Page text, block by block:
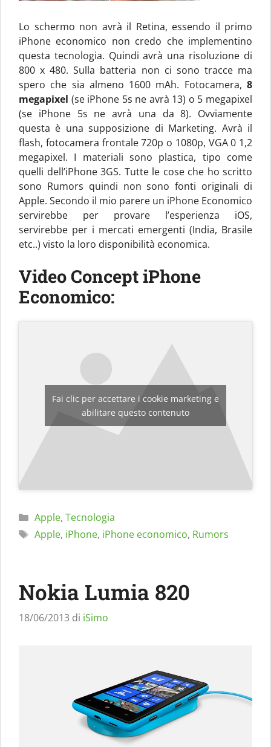
Lo schermo non avrà il Retina, essendo il primo
iPhone economico non credo che implementino
questa tecnologia. Quindi avrà una risoluzione di
800 x 480. Sulla batteria non ci sono tracce ma
spero che sia almeno 1600 mAh. Fotocamera, 8
megapixel (se iPhone 5s ne avrà 13) o 5 megapixel
(se iPhone 5s ne avrà una da 8). Ovviamente
questa è una supposizione di Marketing. Avrà il
flash, fotocamera frontale 720p o 1080p, VGA 0 1,2
megapixel. I materiali sono plastica, tipo come
quelli dell’iPhone 3GS. Tutte le cose che ho scritto
sono Rumors quindi non sono fonti originali di
Apple. Secondo il mio parere un iPhone Economico
servirebbe per provare l’esperienza iOS,
servirebbe per i mercati emergenti (India, Brasile
etc..) visto la loro disponibilità economica.
Video Concept iPhone
Economico:
Fai clic per accettare i cookie marketing e
abilitare questo contenuto
Categorie
Apple, Tecnologia
Tag
Apple, iPhone, iPhone economico, Rumors
Nokia Lumia 820
18/06/2013 di iSimo